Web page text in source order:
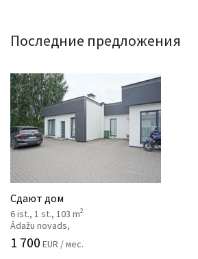
Последние предложения
Сдают дом
6 ist., 1 st., 103 m2
Ādažu novads,
1 700 EUR / мес.